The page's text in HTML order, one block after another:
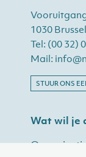
1030 Brussel
Tel: (00 32)
Mail:
STUUR ONS
Wat wil je